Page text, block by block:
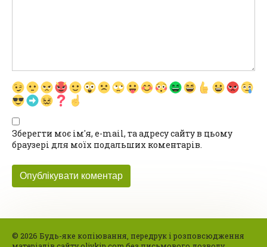
Зберегти моє ім'я, e-mail, та адресу сайту в цьому
браузері для моїх подальших коментарів.
© 2026 Будь-яке копіювання, передрук і розповсюдження